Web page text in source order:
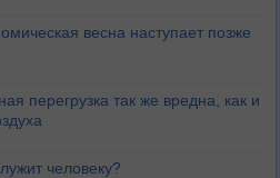
весна наступает позже
перегрузка так же вредна, как и
человеку?